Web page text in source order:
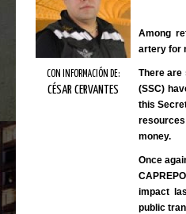
CON INFORMACIÓN DE:
CÉSAR CERVANTES
Among
artery for
There are
(SSC)
this
money.
Once
impact
public